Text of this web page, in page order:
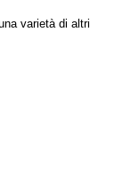
varietà di altri